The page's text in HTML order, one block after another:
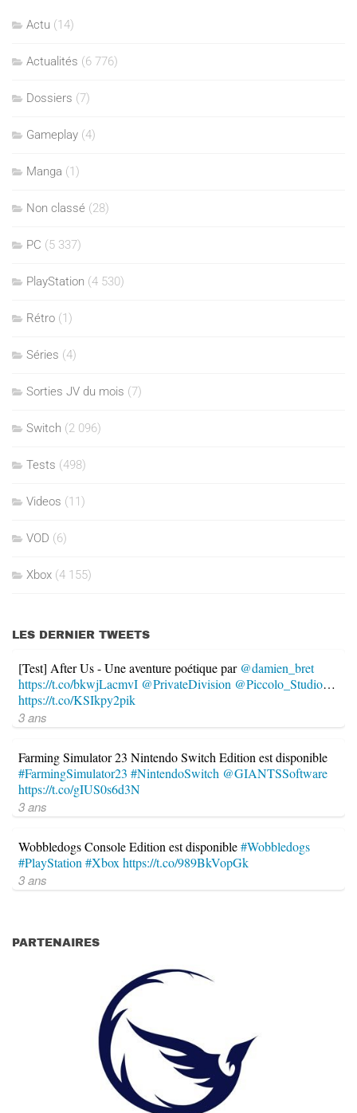
Actu (14)
Actualités (6 776)
Dossiers (7)
Gameplay (4)
Manga (1)
Non classé (28)
PC (5 337)
PlayStation (4 530)
Rétro (1)
Séries (4)
Sorties JV du mois (7)
Switch (2 096)
Tests (498)
Videos (11)
VOD (6)
Xbox (4 155)
LES DERNIER TWEETS
[Test] After Us - Une aventure poétique par @damien_bret
https://t.co/bkwjLacmvI @PrivateDivision @Piccolo_Studio…
https://t.co/KSIkpy2pik
3 ans
Farming Simulator 23 Nintendo Switch Edition est disponible
#FarmingSimulator23 #NintendoSwitch @GIANTSSoftware
https://t.co/gIUS0s6d3N
3 ans
Wobbledogs Console Edition est disponible#Wobbledogs
#PlayStation #Xbox https://t.co/989BkVopGk
3 ans
PARTENAIRES